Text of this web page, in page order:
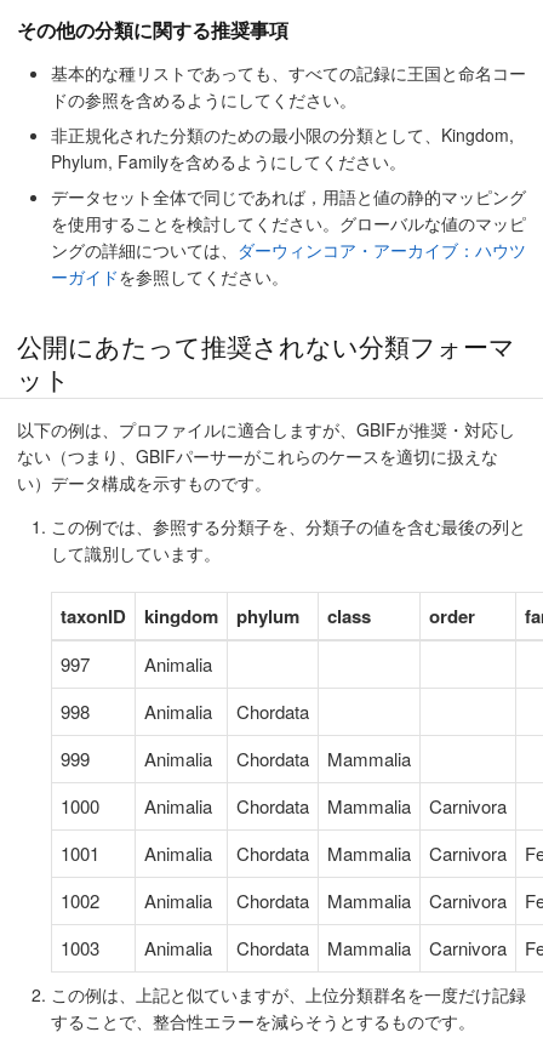
その他の分類に関する推奨事項
基本的な種リストであっても、すべての記録に王国と命名コー
ドの参照を含めるようにしてください。
非正規化された分類のための最小限の分類として、Kingdom,
Phylum, Familyを含めるようにしてください。
データセット全体で同じであれば，用語と値の静的マッピング
を使用することを検討してください。グローバルな値のマッピ
ングの詳細については、 ダーウィンコア・アーカイブ：ハウツ
ーガイドを参照してください。
公開にあたって推奨されない分類フォーマ
ット
以下の例は、プロファイルに適合しますが、GBIFが推奨・対応し
ない（つまり、GBIFパーサーがこれらのケースを適切に扱えな
い）データ構成を示すものです。
この例では、参照する分類子を、分類子の値を含む最後の列と
して識別しています。
taxonID kingdom phylum class order
997
Animalia
998
Animalia
Chordata
999
Animalia Chordata
Mammalia
1000
Animalia Chordata Mammalia
Carnivora
1001
Animalia Chordata Mammalia Carnivora
1002
Animalia Chordata Mammalia Carnivora
1003
Animalia Chordata Mammalia Carnivora
この例は、上記と似ていますが、上位分類群名を一度だけ記録
することで、整合性エラーを減らそうとするものです。